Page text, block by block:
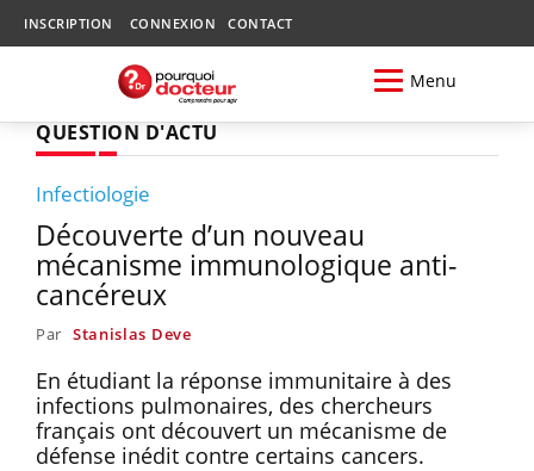
INSCRIPTION CONNEXION CONTACT
Menu
QUESTION D'ACTU
Infectiologie
Découverte d’un nouveau
mécanisme immunologique anti-
cancéreux
Par Stanislas Deve
En étudiant la réponse immunitaire à des
infections pulmonaires, des chercheurs
français ont découvert un mécanisme de
défense inédit contre certains cancers.